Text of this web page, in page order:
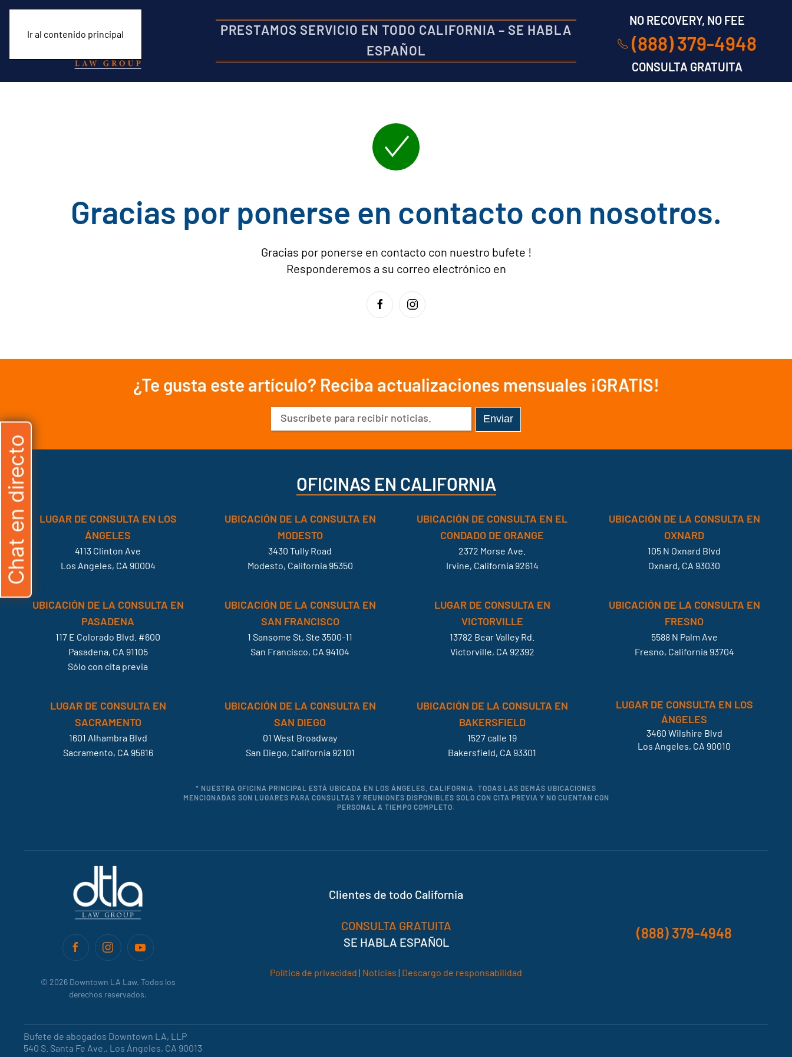
Ir al contenido principal PRESTAMOS SERVICIO EN TODO CALIFORNIA – SE HABLA
ESPAÑOL
NO RECOVERY, NO FEE
(888) 379-4948
CONSULTA GRATUITA
Gracias por ponerse en contacto con nosotros.
Gracias por ponerse en contacto con nuestro bufete !
Responderemos a su correo electrónico en
¿Te gusta este artículo? Reciba actualizaciones mensuales ¡GRATIS!
Correo
electrónico
OFICINAS EN CALIFORNIA
LUGAR DE CONSULTA EN LOS
ÁNGELES
4113 Clinton Ave
Los Angeles, CA 90004
UBICACIÓN DE LA CONSULTA EN
MODESTO
3430 Tully Road
Modesto, California 95350
UBICACIÓN DE CONSULTA EN EL
CONDADO DE ORANGE
2372 Morse Ave.
Irvine, California 92614
UBICACIÓN DE LA CONSULTA EN
OXNARD
105 N Oxnard Blvd
Oxnard, CA 93030
UBICACIÓN DE LA CONSULTA EN
PASADENA
117 E Colorado Blvd. #600
Pasadena, CA 91105
Sólo con cita previa
UBICACIÓN DE LA CONSULTA EN
SAN FRANCISCO
1 Sansome St, Ste 3500-11
San Francisco, CA 94104
LUGAR DE CONSULTA EN
VICTORVILLE
13782 Bear Valley Rd.
Victorville, CA 92392
UBICACIÓN DE LA CONSULTA EN
FRESNO
5588 N Palm Ave
Fresno, California 93704
LUGAR DE CONSULTA EN
SACRAMENTO
1601 Alhambra Blvd
Sacramento, CA 95816
UBICACIÓN DE LA CONSULTA EN
SAN DIEGO
01 West Broadway
San Diego, California 92101
UBICACIÓN DE LA CONSULTA EN
BAKERSFIELD
1527 calle 19
Bakersfield, CA 93301
LUGAR DE CONSULTA EN LOS
ÁNGELES
3460 Wilshire Blvd
Los Angeles, CA 90010
* NUESTRA OFICINA PRINCIPAL ESTÁ UBICADA EN LOS ÁNGELES, CALIFORNIA. TODAS LAS DEMÁS UBICACIONES
MENCIONADAS SON LUGARES PARA CONSULTAS Y REUNIONES DISPONIBLES SOLO CON CITA PREVIA Y NO CUENTAN CON
PERSONAL A TIEMPO COMPLETO.
© 2026Downtown LA Law. Todos los
derechos reservados.
Clientes de todo California
CONSULTA GRATUITA
SE HABLA ESPAÑOL
Política de privacidad | Noticias | Descargo de responsabilidad
(888) 379-4948
Bufete de abogados Downtown LA, LLP
540 S. Santa Fe Ave., Los Ángeles, CA 90013
Chat en directo